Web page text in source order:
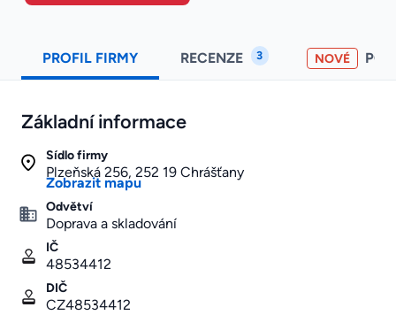
PROFIL FIRMY RECENZE 3 NOVÉ
Základní informace
Sídlo firmy
Plzeňská 256, 252 19 Chrášťany
Zobrazit mapu
Odvětví
Doprava a skladování
IČ
48534412
DIČ
CZ48534412